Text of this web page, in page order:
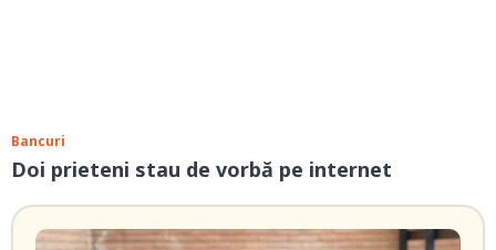
Bancuri
Doi prieteni stau de vorbă pe internet